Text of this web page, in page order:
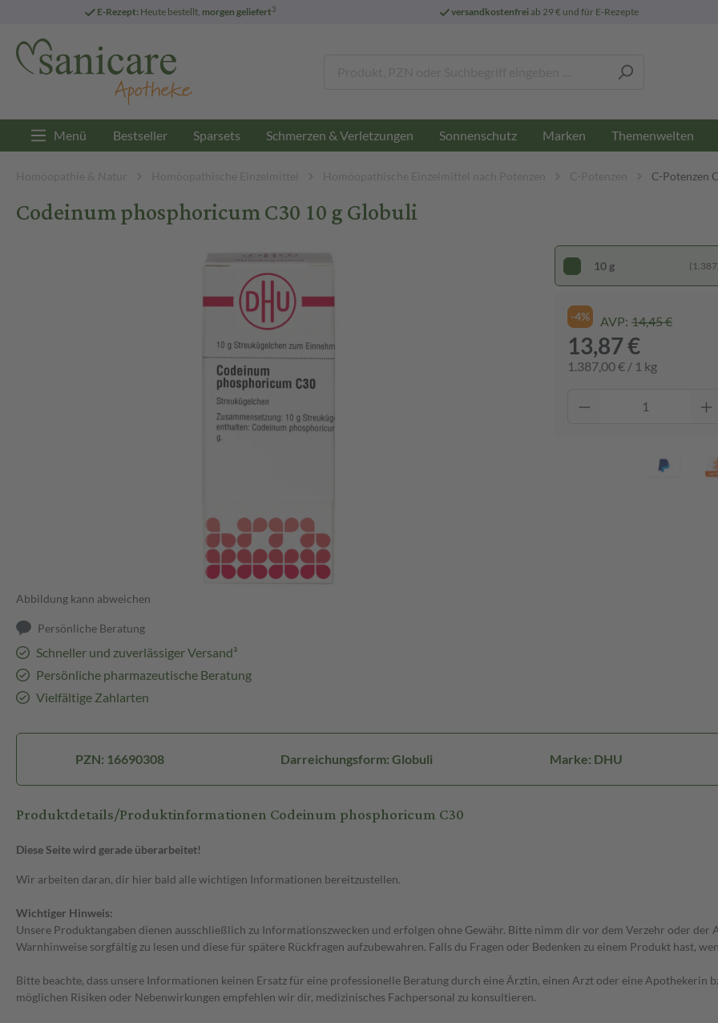
E-Rezept: Heute bestellt, morgen geliefert3 versandkostenfreiab 29 € und für E-Rezepte
Menü Bestseller Sparsets Schmerzen & Verletzungen Sonnenschutz Marken Themenwelten
Homöopathie & Natur Homöopathische Einzelmittel Homöopathische Einzelmittel nach Potenzen C-Potenzen C-Potenzen
Codeinum phosphoricum C30 10 g Globuli
Abbildung kann abweichen
Persönliche Beratung
Schneller und zuverlässiger Versand³
Persönliche pharmazeutische Beratung
Vielfältige Zahlarten
10 g
-4% AVP: 14,45 €
13,87 €
1.387,00 € / 1 kg
PZN: 16690308 Darreichungsform: Globuli Marke: DHU
Produktdetails/Produktinformationen Codeinum phosphoricum C30
Diese Seite wird gerade überarbeitet!
Wir arbeiten daran, dir hier bald alle wichtigen Informationen bereitzustellen.
Wichtiger Hinweis:
Unsere Produktangaben dienen ausschließlich zu Informationszwecken und erfolgen ohne Gewähr. Bitte nimm dir vor dem Verzehr oder
Warnhinweise sorgfältig zu lesen und diese für spätere Rückfragen aufzubewahren. Falls du Fragen oder Bedenken zu einem Produkt hast,
Bitte beachte, dass unsere Informationen keinen Ersatz für eine professionelle Beratung durch eine Ärztin, einen Arzt oder eine Apothekerin
möglichen Risiken oder Nebenwirkungen empfehlen wir dir, medizinisches Fachpersonal zu konsultieren.